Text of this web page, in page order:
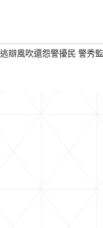
辯風吹還怨警擾民 警秀